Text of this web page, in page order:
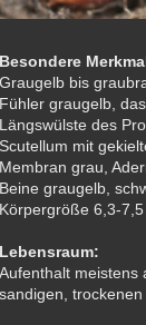
Besondere
Graugelb bis
Fühler graugelb,
Längswülste des
Scutellum mit
Membran grau,
Beine graugelb,
Körpergröße 6,3-
Lebensraum:
Aufenthalt meistens
sandigen,